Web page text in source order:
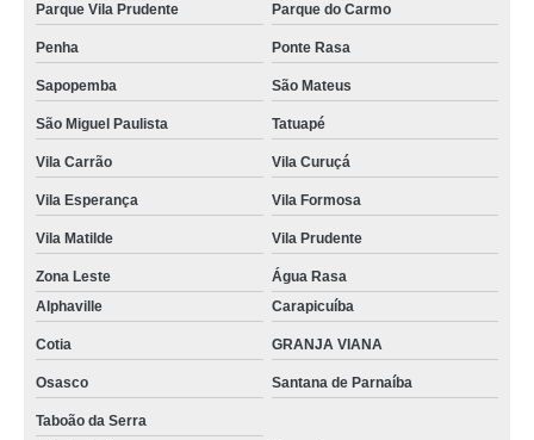
Parque Vila Prudente Parque do Carmo
Penha Ponte Rasa
Sapopemba São Mateus
São Miguel Paulista Tatuapé
Vila Carrão Vila Curuçá
Vila Esperança Vila Formosa
Vila Matilde Vila Prudente
Zona Leste
Água Rasa
Alphaville
Carapicuíba
Cotia GRANJA VIANA
Osasco Santana de Parnaíba
Taboão da Serra